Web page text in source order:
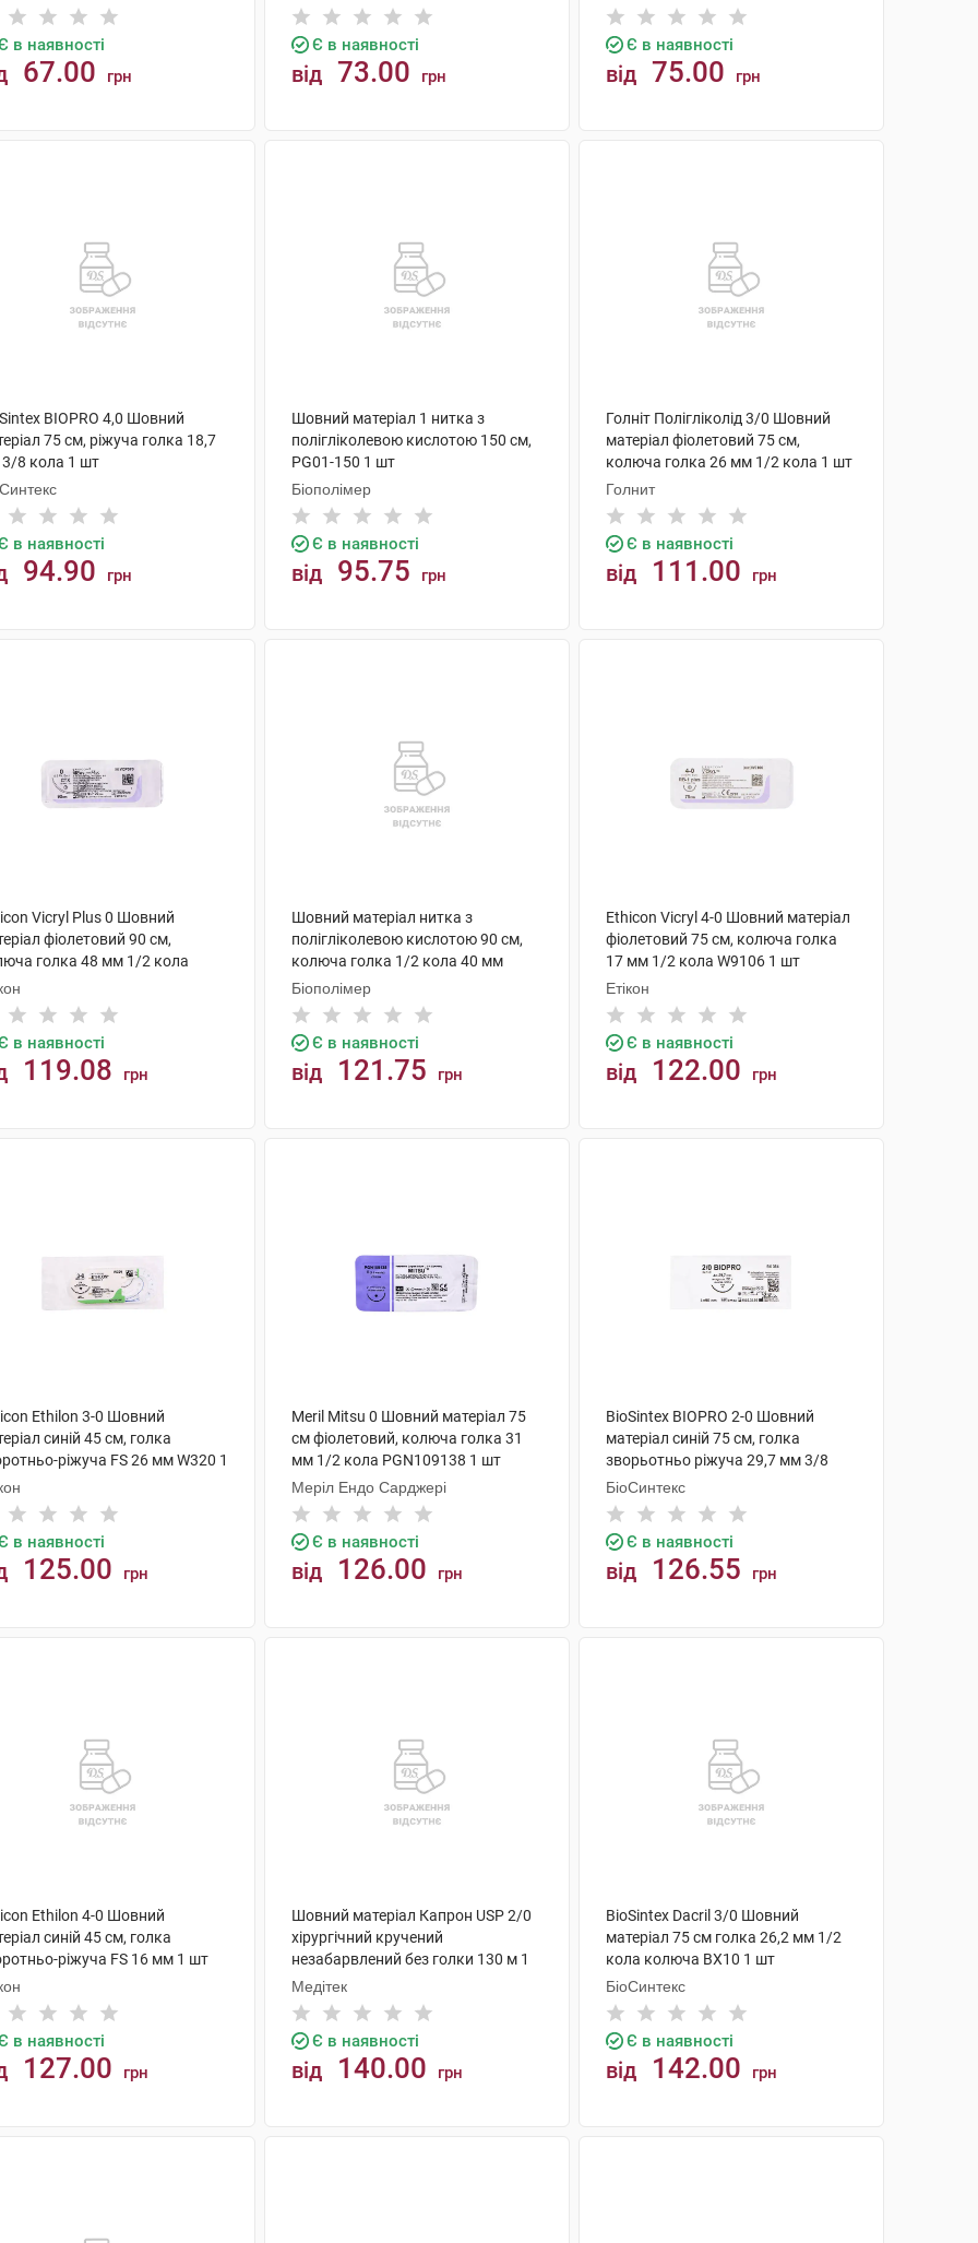
в наявності
67.00 грн
Є в наявності
від 73.00 грн
Є в наявності
від 75.00 грн
BIOPRO 4,0 Шовний
75 см, ріжуча голка 18,7
8 кола 1 шт
в наявності
94.90 грн
Шовний матеріал 1 нитка з
полігліколевою кислотою 150 см,
PG01-150 1 шт
Біополімер
Є в наявності
від 95.75 грн
Голніт Полігліколід 3/0 Шовний
матеріал фіолетовий 75 см,
колюча голка 26 мм 1/2 кола 1 шт
Голнит
Є в наявності
від 111.00 грн
Vicryl Plus 0 Шовний
фіолетовий 90 см,
голка 48 мм 1/2 кола
1 шт
в наявності
119.08 грн
Шовний матеріал нитка з
полігліколевою кислотою 90 см,
колюча голка 1/2 кола 40 мм
PG0240-90 1 шт
Біополімер
Є в наявності
від 121.75 грн
Ethicon Vicryl 4-0 Шовний матеріал
фіолетовий 75 см, колюча голка
17 мм 1/2 кола W9106 1 шт
Етікон
Є в наявності
від 122.00 грн
Ethilon 3-0 Шовний
синій 45 см, голка
ріжуча FS 26 мм W320 1
в наявності
125.00 грн
Meril Mitsu 0 Шовний матеріал 75
см фіолетовий, колюча голка 31
мм 1/2 кола PGN109138 1 шт
Меріл Ендо Сарджері
Є в наявності
від 126.00 грн
BioSintex BIOPRO 2-0 Шовний
матеріал синій 75 см, голка
зворьотньо ріжуча 29,7 мм 3/8
кола BX364 1 шт
БіоСинтекс
Є в наявності
від 126.55 грн
Ethilon 4-0 Шовний
синій 45 см, голка
ріжуча FS 16 мм 1 шт
в наявності
127.00 грн
Шовний матеріал Капрон USP 2/0
хірургічний кручений
незабарвлений без голки 130 м 1
шт
Медітек
Є в наявності
від 140.00 грн
BioSintex Dacril 3/0 Шовний
матеріал 75 см голка 26,2 мм 1/2
кола колюча ВХ10 1 шт
БіоСинтекс
Є в наявності
від 142.00 грн